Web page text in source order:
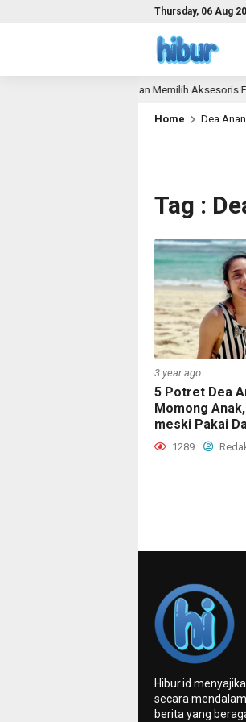
Thursday, 06 Aug
Panduan Memilih Aksesoris
Home Dea
Tag :
3 year ago
5 Potret Dea
Momong
meski Pakai
1289
Hibur.id
secara
berita yang